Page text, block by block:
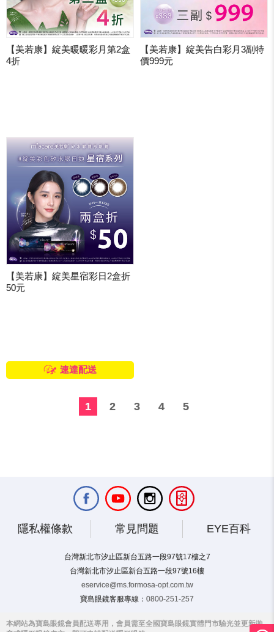
【美若康】綻美暖暖彩月第2盒
4折
【美若康】綻美告白彩月3副特
價999元
【美若康】綻美星宿彩日2盒折
50元
速達配送
1 2 3 4 5
隱私權條款 常見問題 EYE百科
台灣新北市汐止區新台五路一段97號17樓之7
台灣新北市汐止區新台五路一段97號16樓
eservice@ms.formosa-opt.com.tw
寶島眼鏡客服專線： 0800-251-257